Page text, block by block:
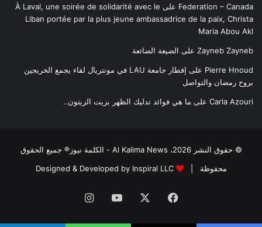
Federation – Canada على À Laval, une soirée de solidarité avec le
Liban portée par la plus jeune ambassadrice de la paix, Christa
Maria Abou Akl
Zayneb Zayneb على الضيعة الضائعة
Pierre Hnoud على
إفطار جامعة LAU في مونتريال لقاء يجمع الخريجين
بروح رمضان والتواصل
Carla Azouri على ما هي فوائد تدليك الظهر بزيت الزيتون..
© حقوق النشر 2026، Al Kalima News - الكلمة نيوز® جميع الحقوق
محفوظة |
Designed & Developed by Inspiral LLC
فيسبوك ‫YouTube